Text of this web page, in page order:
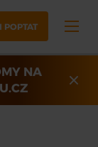
NA
POPTAT